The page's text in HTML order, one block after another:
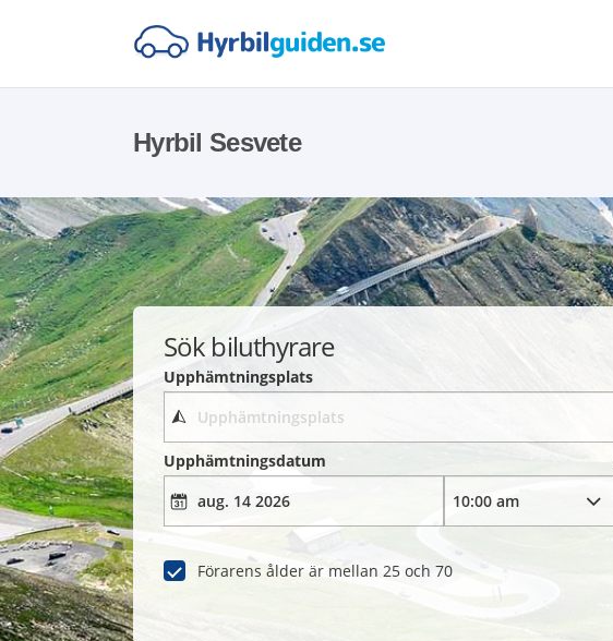
Hyrbil Sesvete
Sök biluthyrare
Upphämtningsplats
Upphämtningsdatum
Förarens ålder är mellan 25 och 70